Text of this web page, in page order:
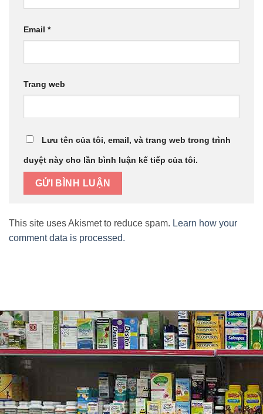
Email *
Trang web
Lưu tên của tôi, email, và trang web trong trình
duyệt này cho lần bình luận kế tiếp của tôi.
This site uses Akismet to reduce spam. Learn how your
comment data is processed.